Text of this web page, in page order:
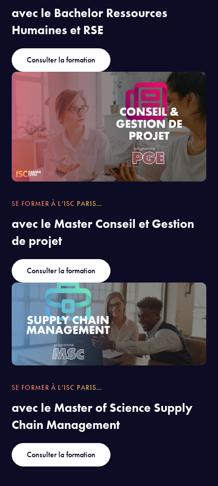
avec le Bachelor Ressources
Humaines et RSE
Consulter la formation
SE FORMER À L'ISC PARIS…
avec le Master Conseil et Gestion
de projet
Consulter la formation
SE FORMER À L'ISC PARIS…
avec le Master of Science Supply
Chain Management
Consulter la formation